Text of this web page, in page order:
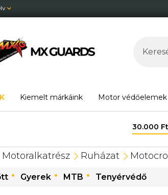
Kiemelt márkáink Motor védőelemek
30.000
Motoralkatrész Ruházat
Gyerek MTB Tenyérvédő